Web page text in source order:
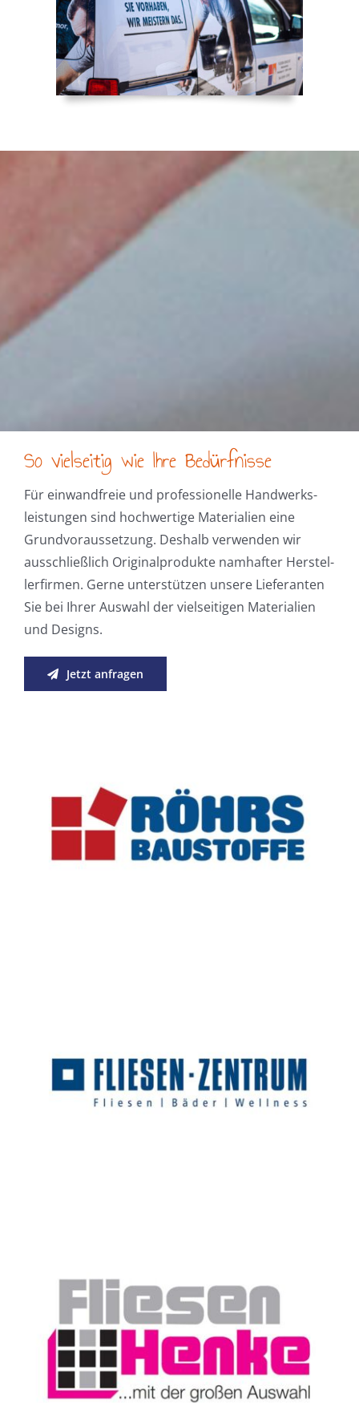
So vielseitig wie Ihre Bedürfnisse
Für einwandfreie und professionelle Hand­werks­
leistungen sind hochwertige Materialien eine
Grundvoraussetzung. Deshalb verwenden wir
ausschließlich Ori­ginal­produkte nam­hafter Her­stel­
lerfirmen. Gerne unterstützen unsere Lieferanten
Sie bei Ihrer Auswahl der vielseitigen Materialien
und Designs.
Jetzt anfragen